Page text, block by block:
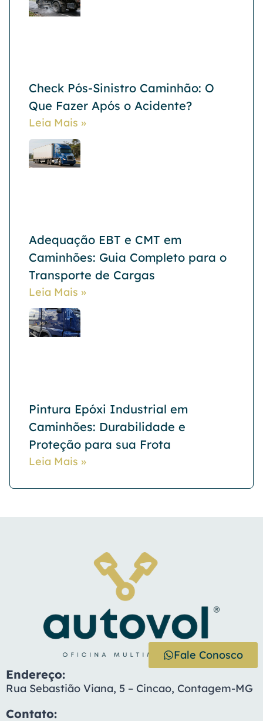
Check Pós-Sinistro Caminhão: O
Que Fazer Após o Acidente?
Leia Mais »
Adequação EBT e CMT em
Caminhões: Guia Completo para o
Transporte de Cargas
Leia Mais »
Pintura Epóxi Industrial em
Caminhões: Durabilidade e
Proteção para sua Frota
Leia Mais »
Endereço:
Rua Sebastião Viana, 5 – Cincao, Contagem-MG
Contato:
Fale Conosco